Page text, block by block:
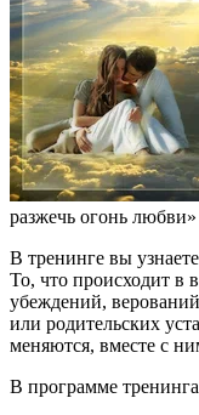
разжечь огонь любви»
В тренинге вы
То, что происходит в
убеждений,
или родительских
меняются, вместе с
В программе